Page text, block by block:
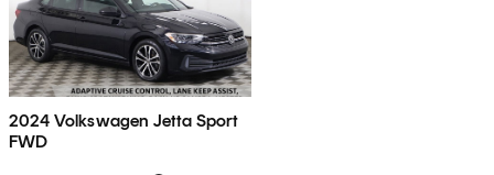
2024 Volkswagen Jetta Sport
FWD